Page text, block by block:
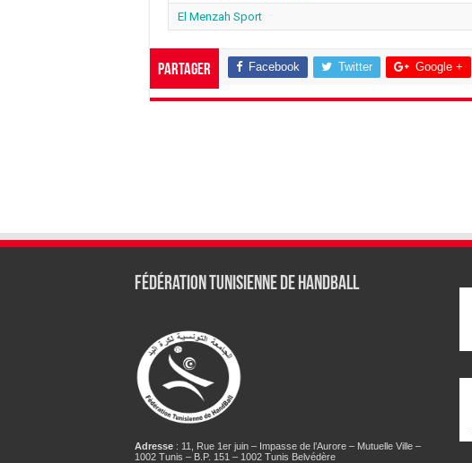
El Menzah Sport
Partager Facebook Twitter Google +
Fédération tunisienne de Handball
Adresse: 11, Rue 1er juin – Impasse de l’Aurore – Mutuelle Ville –
1002 Tunis – B.P. 151 – 1002 Tunis Belvédère